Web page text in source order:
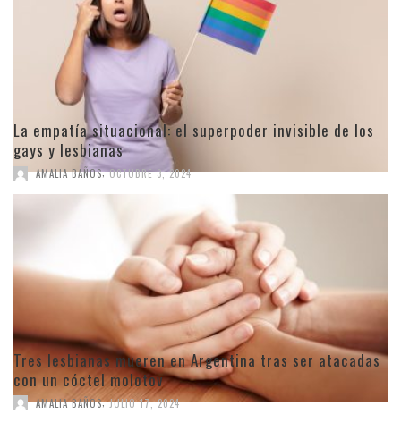
La empatía situacional: el superpoder invisible de los
gays y lesbianas
AMALIA BAÑOS, OCTUBRE 3, 2024
Tres lesbianas mueren en Argentina tras ser atacadas
con un cóctel molotov
AMALIA BAÑOS, JULIO 17, 2024